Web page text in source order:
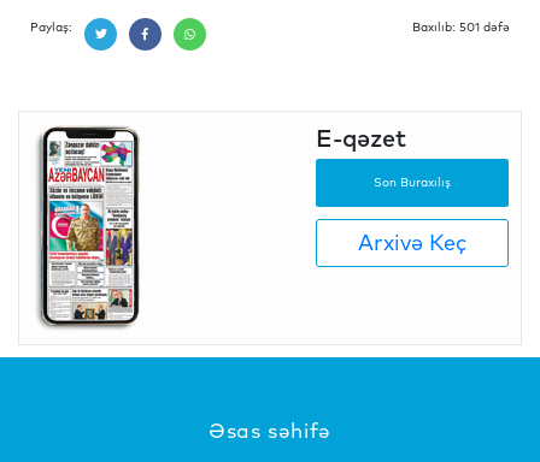
Paylaş: Baxılıb: 501 dəfə
E-qəzet
Son Buraxılış
Arxivə Keç
Əsas səhifə